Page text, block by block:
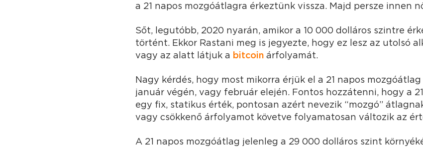
a 21 napos mozgóátlagra érkeztünk vissza. Majd persze innen
Sőt, legutóbb, 2020 nyarán, amikor a 10 000 dolláros szintre
történt. Ekkor Rastani meg is jegyezte, hogy ez lesz az utolsó
vagy az alatt látjuk a bitcoin árfolyamát.
Nagy kérdés, hogy most mikorra érjük el a 21 napos
január végén, vagy február elején. Fontos hozzátenni, hogy a
egy fix, statikus érték, pontosan azért nevezik “mozgó”
vagy csökkenő árfolyamot követve folyamatosan változik az
A 21 napos mozgóátlag jelenleg a 29 000 dolláros szint